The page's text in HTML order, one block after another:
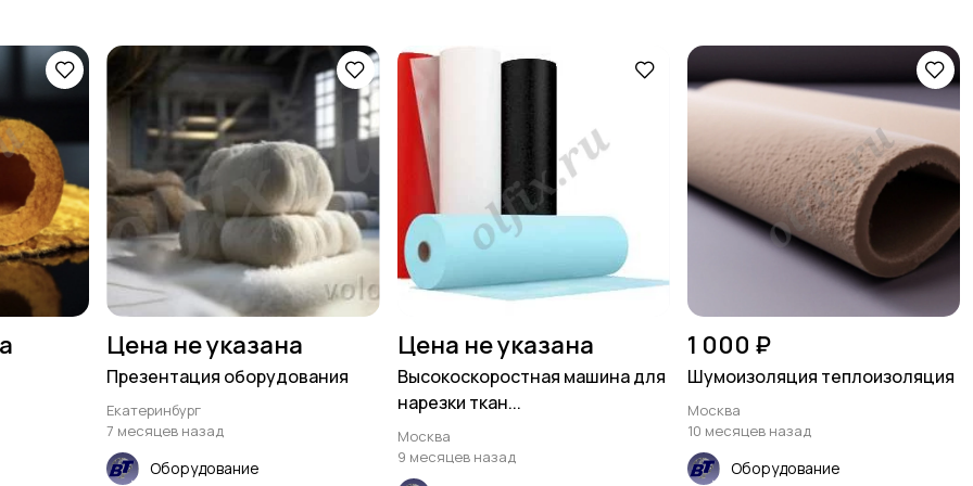
Цена не указана
Презентация оборудования
Екатеринбург
7 месяцев назад
Оборудование
Цена не указана
Высокоскоростная машина для
нарезки ткан...
Москва
9 месяцев назад
1 000 ₽
Шумоизоляция теплоизоляция
Москва
10 месяцев назад
Оборудование